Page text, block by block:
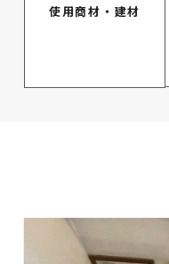
使用商材・建材